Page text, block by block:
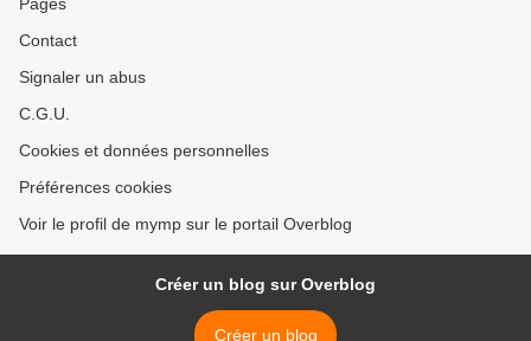
Contact
Signaler un abus
C.G.U.
Cookies et données personnelles
Préférences cookies
Voir le profil de mymp sur le portail Overblog
Créer un blog sur Overblog
Créer un blog